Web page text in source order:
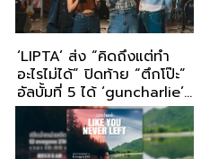
‘LIPTA’ ส่ง “คิดถึงแต่ทำ
อะไรไม่ได้” ปิดท้าย “ตึกโป๊ะ”
อัลบั้มที่ 5 ได้ ‘guncharlie’
และ ‘Saran’ ร่วมฟีท และ
“มายด์ 4EVE” รับนางเอก
MV ครั้งแรก!!